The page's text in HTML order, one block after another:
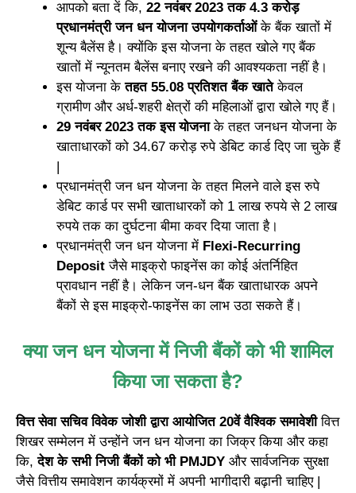
आपको बता दें कि, 22 नवंबर 2023 तक 4.3 करोड़
प्रधानमंत्री जन धन योजना उपयोगकर्ताओंके बैंक खातों में
शून्य बैलेंस है। क्योंकि इस योजना के तहत खोले गए बैंक
खातों में न्यूनतम बैलेंस बनाए रखने की आवश्यकता नहीं है।
इस योजना केतहत 55.08 प्रतिशत बैंक खातेकेवल
ग्रामीण और अर्ध-शहरी क्षेत्रों की महिलाओं द्वारा खोले गए हैं।
29 नवंबर 2023 तक इस योजनाके तहत जनधन योजना के
खाताधारकों को 34.67 करोड़ रुपे डेबिट कार्ड दिए जा चुके हैं
|
प्रधानमंत्री जन धन योजना के तहत मिलने वाले इस रुपे
डेबिट कार्ड पर सभी खाताधारकों को 1 लाख रुपये से 2 लाख
रुपये तक का दुर्घटना बीमा कवर दिया जाता है।
प्रधानमंत्री जन धन योजना में Flexi-Recurring
Deposit जैसे माइक्रो फाइनेंस का कोई अंतर्निहित
प्रावधान नहीं है। लेकिन जन-धन बैंक खाताधारक अपने
बैंकों से इस माइक्रो-फाइनेंस का लाभ उठा सकते हैं।
क्या जन धन योजना में निजी बैंकों को भी शामिल
किया जा सकता है?
वित्त सेवा सचिव विवेक जोशी द्वारा आयोजित 20वें वैश्विक समावेशीवित्त
शिखर सम्मेलन में उन्होंने जन धन योजना का जिक्र किया और कहा
कि, देश के सभी निजी बैंकों को भी PMJDY और सार्वजनिक सुरक्षा
जैसे वित्तीय समावेशन कार्यक्रमों में अपनी भागीदारी बढ़ानी चाहिए |